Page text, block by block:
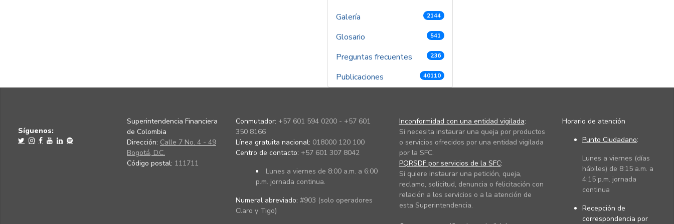
Galería
2144
Glosario 541
Preguntas frecuentes 236
Publicaciones 40110
Síguenos:
Superintendencia Financiera
de Colombia
Dirección: Calle 7 No. 4 - 49
Bogotá, D.C.
Código postal: 111711
Conmutador: +57 601 594 0200 - +57 601
350 8166
Línea gratuita nacional: 018000 120 100
Centro de contacto: +57 601 307 8042
Lunes a viernes de 8:00 a.m. a 6:00
p.m. jornada continua.
Numeral abreviado: #903 (solo operadores
Claro y Tigo)
Inconformidad con una entidad vigilada:
Si necesita instaurar una queja por productos
o servicios ofrecidos por una entidad vigilada
por la SFC.
PQRSDF por servicios de la SFC:
Si quiere instaurar una petición, queja,
reclamo, solicitud, denuncia o felicitación con
relación a los servicios o a la atención de
esta Superintendencia.
Horario de atención
Punto Ciudadano:
Lunes a viernes (días
hábiles) de 8:15 a.m. a
4:15 p.m. jornada
continua
Recepción de
correspondencia por